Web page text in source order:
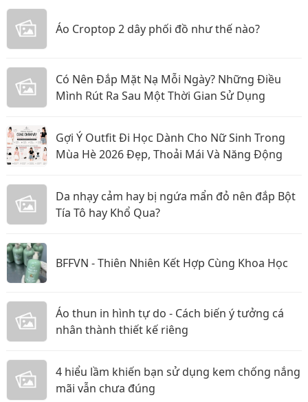
Áo Croptop 2 dây phối đồ như thế nào?
Có Nên Đắp Mặt Nạ Mỗi Ngày? Những Điều
Mình Rút Ra Sau Một Thời Gian Sử Dụng
Gợi Ý Outfit Đi Học Dành Cho Nữ Sinh Trong
Mùa Hè 2026 Đẹp, Thoải Mái Và Năng Động
Da nhạy cảm hay bị ngứa mẩn đỏ nên đắp Bột
Tía Tô hay Khổ Qua?
BFFVN - Thiên Nhiên Kết Hợp Cùng Khoa Học
Áo thun in hình tự do - Cách biến ý tưởng cá
nhân thành thiết kế riêng
4 hiểu lầm khiến bạn sử dụng kem chống nắng
mãi vẫn chưa đúng